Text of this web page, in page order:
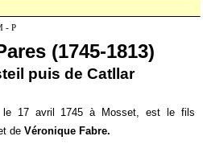
- P
(1745-1813)
puis de Catllar
le 17 avril 1745 à Mosset, est le fils
de Véronique Fabre.